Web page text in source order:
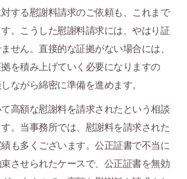
する慰謝料請求のご依頼も、これまで
。こうした慰謝料請求には、やはり証
せん。直接的な証拠がない場合には、
を積み上げていく必要になりますの
ながら綿密に準備を進めます。
高額な慰謝料を請求されたという相談
。当事務所では、慰謝料を請求された
も多くございます。公正証書で不当に
させられたケースで、公正証書を無効